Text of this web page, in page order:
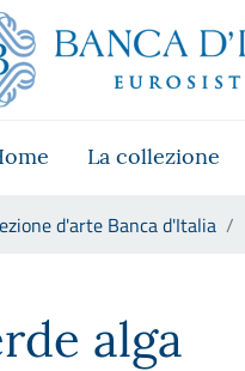
La collezione
d'arte Banca d'Italia
alga